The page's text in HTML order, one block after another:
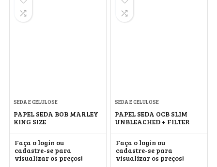
SEDA E CELULOSE
PAPEL SEDA BOB MARLEY
KING SIZE
Faça o login ou
cadastre-se para
visualizar os preços!
SEDA E CELULOSE
PAPEL SEDA OCB SLIM
UNBLEACHED + FILTER
Faça o login ou
cadastre-se para
visualizar os preços!